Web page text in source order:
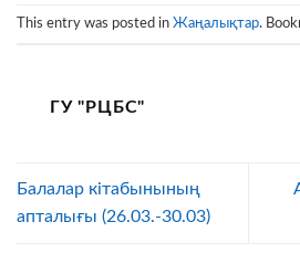
This entry was posted in Жаңалықтар.
ГУ "РЦБС"
Балалар кітабынының
апталығы (26.03.-30.03)